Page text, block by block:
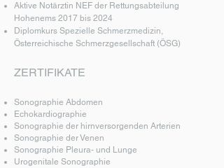
Aktive Notärztin NEF der Rettungsabteilung
Hohenems 2017 bis 2024
Diplomkurs Spezielle Schmerzmedizin,
Österreichische Schmerzgesellschaft (ÖSG)
ZERTIFIKATE
Sonographie Abdomen
Echokardiographie
Sonographie der hirnversorgenden Arterien
Sonographie der Venen
Sonographie Pleura- und Lunge
Urogenitale Sonographie